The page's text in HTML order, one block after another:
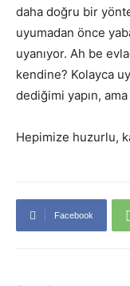
daha doğru bir
uyumadan önce
uyanıyor. Ah be
kendine? Kolayca
dediğimi yapın, ama
Hepimize huzurlu,
Facebook